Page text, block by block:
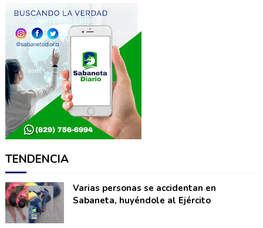
TENDENCIA
Varias personas se accidentan en
Sabaneta, huyéndole al Ejército